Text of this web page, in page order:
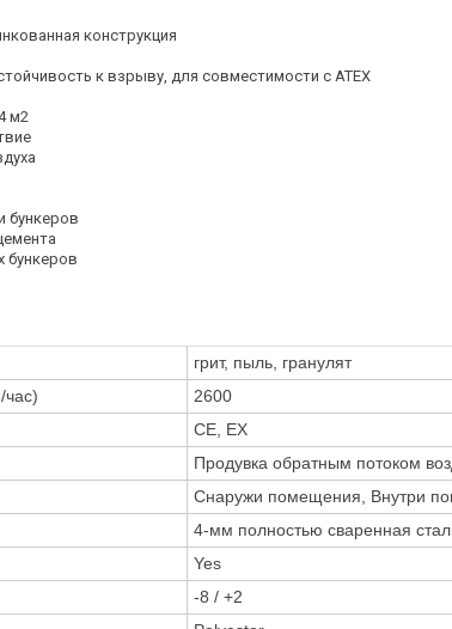
конструкция
к взрыву, для совместимости с ATEX
м2
бункеров
бункеров
грит, пыль, гранулят
час)
2600
CE, EX
Продувка обратным потоком
Снаружи помещения, Внутри
4-мм полностью сваренная
Yes
-8 / +2